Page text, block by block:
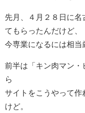
先月、４月２８日に
てもらったんだけど、
今専業になるには相当
前半は「キン肉マン
ら
サイトをこうやって
けど。